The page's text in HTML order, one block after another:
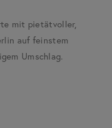
mit pietätvoller,
auf feinstem
Umschlag.